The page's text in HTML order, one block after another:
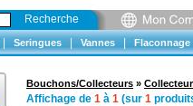
Recherche
Seringues Vannes Flaconnage
Bouchons/Collecteurs »
Affichage de 1 à 1 (sur 1